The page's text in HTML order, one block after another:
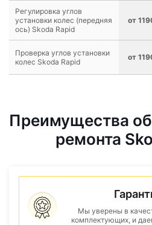
Регулировка углов
установки колес (передняя
ось) Skoda Rapid
от
Проверка углов установки
колес Skoda Rapid
от
Преимущества
ремонта
Мы уверены в
комплектующих, и